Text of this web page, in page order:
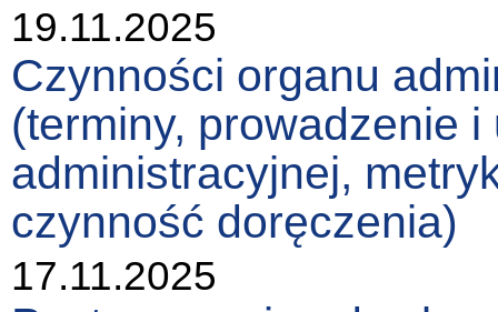
19.11.2025
Czynności organu
(terminy, prowadzenie
administracyjnej,
czynność doręczenia)
17.11.2025